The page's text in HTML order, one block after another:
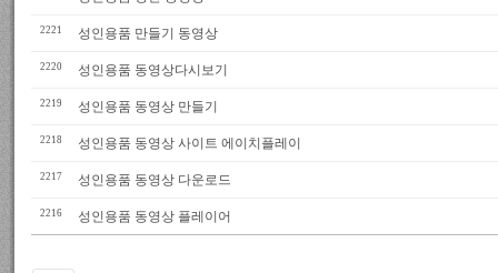
2221 성인용품 만들기 동영상
2220 성인용품 동영상다시보기
2219 성인용품 동영상 만들기
2218 성인용품 동영상 사이트 에이치플레이
2217 성인용품 동영상 다운로드
2216 성인용품 동영상 플레이어